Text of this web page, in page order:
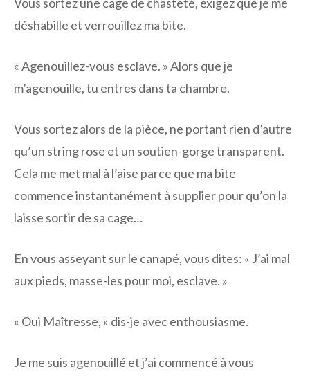
déshabille et verrouillez ma bite.
« Agenouillez-vous esclave. » Alors que je
m’agenouille, tu entres dans ta chambre.
Vous sortez alors de la pièce, ne portant rien d’autre
qu’un string rose et un soutien-gorge transparent.
Cela me met mal à l’aise parce que ma bite
commence instantanément à supplier pour qu’on la
laisse sortir de sa cage…
En vous asseyant sur le canapé, vous dites: « J’ai mal
aux pieds, masse-les pour moi, esclave. »
« Oui Maîtresse, » dis-je avec enthousiasme.
Je me suis agenouillé et j’ai commencé à vous